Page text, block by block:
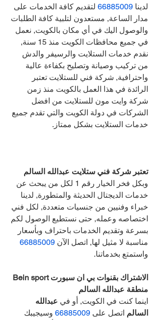
لدينا 66885009 لتقديم كافة الخدمات على
مدار الساعة, مستعدون لتلبية كافة الطلبات
والوصول اليك في أي مكان بالكويت, نعمل
في جميع محافظات الكويت منذ 15 سنة,
نقدم خدمات الستلايت والرسيفر والدش
من تركيب وصيانة وتصليح بكفاءة عالية
واحترافية, شركة فني للستلايت تعتبر
الرائدة في هذا العمل بالكويت منذ زمن
شركة وايت مون للستلايت من افضل
الشركات في دولة الكويت والتي تقدم جميع
خدمات الستلايت بشكل ممتاز.
تعتبر شركة فني ستلايت عبدالله السالم
وبكل فخر الخيار رقم 1 لكل من يبحث عن
خدمات الديجتال الحديثة والمتطورة, لدينا
خبراء وفنيين من جنسيات متعددة, لكل فني
اختصاصه وعمله, حتى نستطيع الوصول لكم
بسرعة وتقديم الخدمات باحتراف وبأسعار
مناسبة لا مثيل لها, اتصل الآن 66885009
واستمتع بخدماتنا.
منطقة عبدالله السالم
اينما كنت في الكويت, أو في عبدالله
السالم اتصل على 66885009 وسيجيبك